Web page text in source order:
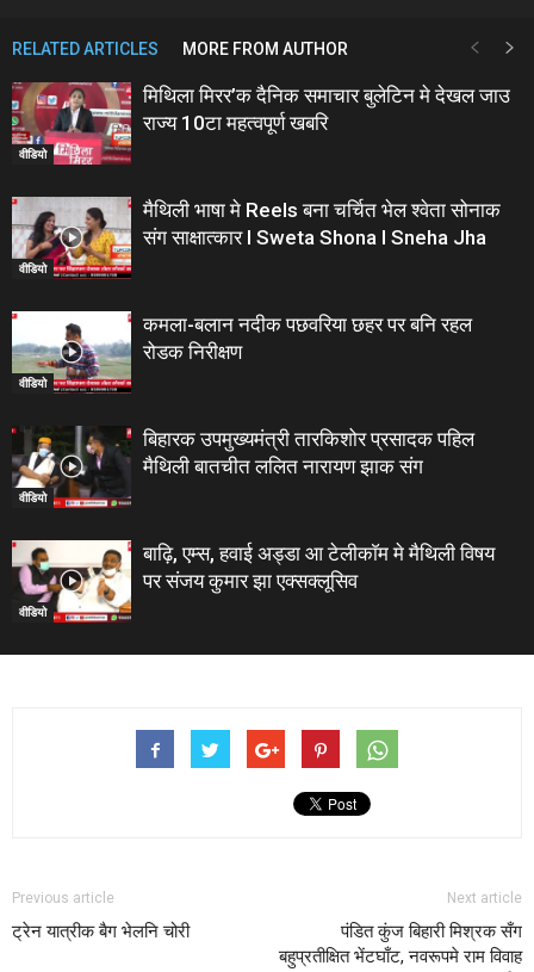
RELATED ARTICLES MORE FROM AUTHOR
वीडियो
मिथिला मिरर’क दैनिक समाचार बुलेटिन मे देखल जाउ
राज्य 10टा महत्वपूर्ण खबरि
वीडियो
मैथिली भाषा मे Reels बना चर्चित भेल श्वेता सोनाक
संग साक्षात्कार I Sweta Shona I Sneha Jha
वीडियो
कमला-बलान नदीक पछवरिया छहर पर बनि रहल
रोडक निरीक्षण
वीडियो
बिहारक उपमुख्यमंत्री तारकिशोर प्रसादक पहिल
मैथिली बातचीत ललित नारायण झाक संग
वीडियो
बाढ़ि, एम्स, हवाई अड्डा आ टेलीकाॅम मे मैथिली विषय
पर संजय कुमार झा एक्सक्लूसिव
Previous article
ट्रेन यात्रीक बैग भेलनि चोरी
Next article
पंडित कुंज बिहारी मिश्रक सँग
बहुप्रतीक्षित भेंटघाँट, नवरूपमे राम विवाह